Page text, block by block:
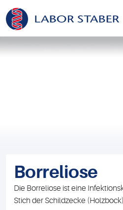
Borreliose
Die Borreliose ist eine
Stich der Schildzecke